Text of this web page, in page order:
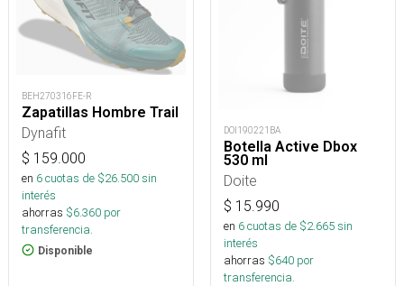
BEH270316FE-R
Zapatillas Hombre Trail
Dynafit
$ 159.000
en 6cuotas de $26.500sin
interés
ahorras $6.360 por
transferencia.
Disponible
DOI190221BA
Botella Active Dbox
530 ml
Doite
$ 15.990
en 6cuotas de $2.665sin
interés
ahorras $640 por
transferencia.